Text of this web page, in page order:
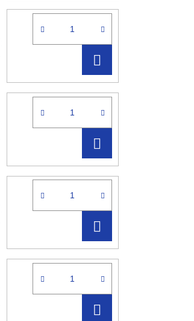
KOŠÍKU
KOŠÍKU
KOŠÍKU